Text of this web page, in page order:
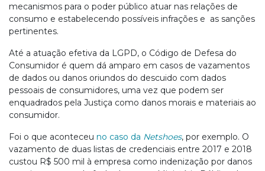
mecanismos para o poder público atuar nas relações de
consumo e estabelecendo possíveis infrações e as sanções
pertinentes.
Até a atuação efetiva da LGPD, o Código de Defesa do
Consumidor é quem dá amparo em casos de vazamentos
de dados ou danos oriundos do descuido com dados
pessoais de consumidores, uma vez que podem ser
enquadrados pela Justiça como danos morais e materiais ao
consumidor.
Foi o que aconteceu no caso da Netshoes, por exemplo. O
vazamento de duas listas de credenciais entre 2017 e 2018
custou R$ 500 mil à empresa como indenização por danos